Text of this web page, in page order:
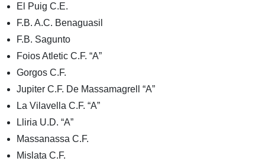
El Puig C.E.
F.B. A.C. Benaguasil
F.B. Sagunto
Foios Atletic C.F. “A”
Gorgos C.F.
Jupiter C.F. De Massamagrell “A”
La Vilavella C.F. “A”
Lliria U.D. “A”
Massanassa C.F.
Mislata C.F.